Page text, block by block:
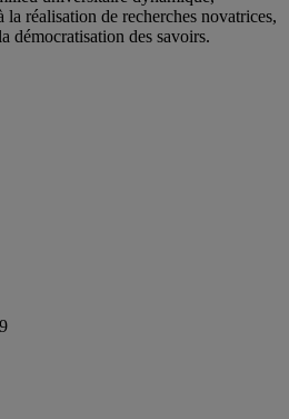
réalisation de recherches novatrices,
démocratisation des savoirs.